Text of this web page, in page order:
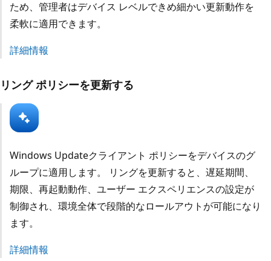
ため、管理者はデバイス レベルできめ細かい更新動作を
柔軟に適用できます。
詳細情報
リング ポリシーを更新する
Windows Updateクライアント ポリシーをデバイスのグ
ループに適用します。 リングを更新すると、遅延期間、
期限、再起動動作、ユーザー エクスペリエンスの設定が
制御され、環境全体で段階的なロールアウトが可能になり
ます。
詳細情報